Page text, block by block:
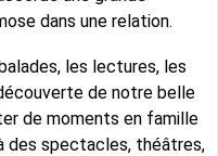
dans une relation.
les lectures, les
de notre belle
de moments en famille
des spectacles, théâtres,